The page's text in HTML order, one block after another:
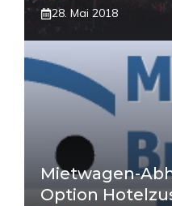
28. Mai 2018
Mietwagen-
Option